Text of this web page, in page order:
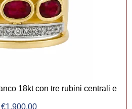
18kt con tre rubini centrali e
€1,900.00